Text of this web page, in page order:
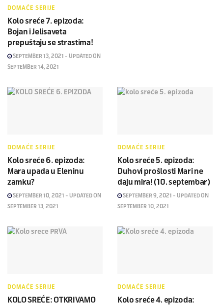
DOMAĆE SERIJE
Kolo sreće 7. epizoda:
Bojan i Jelisaveta
prepuštaju se strastima!
SEPTEMBER 13, 2021 - UPDATED ON
SEPTEMBER 14, 2021
DOMAĆE SERIJE
Kolo sreće 6. epizoda:
Mara upada u Eleninu
zamku?
SEPTEMBER 10, 2021 - UPDATED ON
SEPTEMBER 13, 2021
DOMAĆE SERIJE
Kolo sreće 5. epizoda:
Duhovi prošlosti Mari ne
daju mira! (10. septembar)
SEPTEMBER 9, 2021 - UPDATED ON
SEPTEMBER 10, 2021
DOMAĆE SERIJE
KOLO SREĆE: OTKRIVAMO
DOMAĆE SERIJE
Kolo sreće 4. epizoda: